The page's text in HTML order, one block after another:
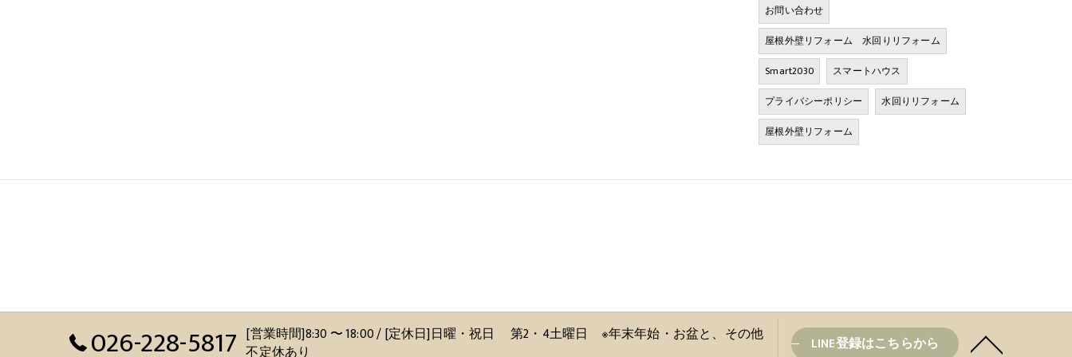
お問い合わせ
屋根外壁リフォーム 水回りリフォーム
Smart2030
スマートハウス
プライバシーポリシー
水回りリフォーム
屋根外壁リフォーム
026-228-5817 [営業時間]8:30 〜 18:00 / [定休日]日曜・祝日 第2・4土曜日 ※年末年始・お盆と、その他
不定休あり
LINE登録はこちらから